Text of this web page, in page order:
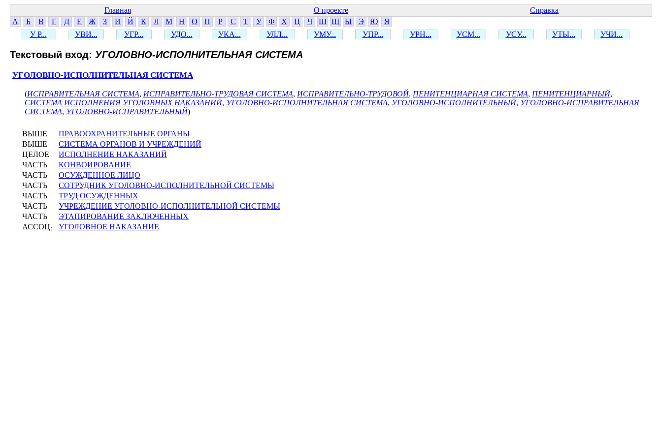
Главная О проекте
Справка
А
Б В Г Д Е Ж З И Й К Л М Н О П Р С Т У Ф Х Ц Ч Ш Щ Ы Э Ю
Я
У Р...
УВИ... УГР... УДО... УКА... УЛЛ... УМУ... УПР... УРН... УСМ... УСУ... УТЫ... УЧИ...
Текстовый вход: УГОЛОВНО-ИСПОЛНИТЕЛЬНАЯ СИСТЕМА
УГОЛОВНО-ИСПОЛНИТЕЛЬНАЯ СИСТЕМА
(ИСПРАВИТЕЛЬНАЯ СИСТЕМА, ИСПРАВИТЕЛЬНО-ТРУДОВАЯ СИСТЕМА, ИСПРАВИТЕЛЬНО-ТРУДОВОЙ, ПЕНИТЕНЦИАРНАЯ СИСТЕМА, ПЕНИТЕНЦИАРНЫЙ,
СИСТЕМА ИСПОЛНЕНИЯ УГОЛОВНЫХ НАКАЗАНИЙ, УГОЛОВНО-ИСПОЛНИТЕЛЬНАЯ СИСТЕМА, УГОЛОВНО-ИСПОЛНИТЕЛЬНЫЙ, УГОЛОВНО-ИСПРАВИТЕЛЬНАЯ
СИСТЕМА, УГОЛОВНО-ИСПРАВИТЕЛЬНЫЙ)
ВЫШЕ
ПРАВООХРАНИТЕЛЬНЫЕ ОРГАНЫ
ВЫШЕ
СИСТЕМА ОРГАНОВ И УЧРЕЖДЕНИЙ
ЦЕЛОЕ
ИСПОЛНЕНИЕ НАКАЗАНИЙ
ЧАСТЬ
КОНВОИРОВАНИЕ
ЧАСТЬ
ОСУЖДЕННОЕ ЛИЦО
ЧАСТЬ
СОТРУДНИК УГОЛОВНО-ИСПОЛНИТЕЛЬНОЙ СИСТЕМЫ
ЧАСТЬ
ТРУД ОСУЖДЕННЫХ
ЧАСТЬ
УЧРЕЖДЕНИЕ УГОЛОВНО-ИСПОЛНИТЕЛЬНОЙ СИСТЕМЫ
ЧАСТЬ
ЭТАПИРОВАНИЕ ЗАКЛЮЧЕННЫХ
АССОЦ1 УГОЛОВНОЕ НАКАЗАНИЕ